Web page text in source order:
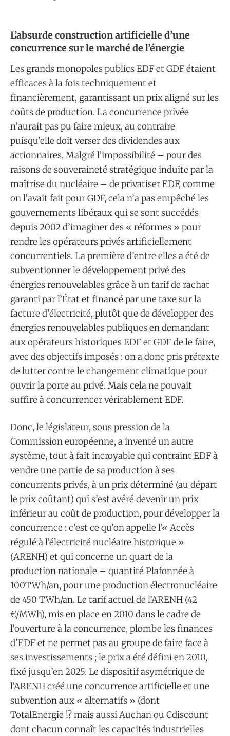
L’absurde construction artificielle d’une
concurrence sur le marché de l’énergie
Les grands monopoles publics EDF et GDF étaient
efficaces à la fois techniquement et
financièrement, garantissant un prix aligné sur les
coûts de production. La concurrence privée
n’aurait pas pu faire mieux, au contraire
puisqu’elle doit verser des dividendes aux
actionnaires. Malgré l’impossibilité – pour des
raisons de souveraineté stratégique induite par la
maîtrise du nucléaire – de privatiser EDF, comme
on l’avait fait pour GDF, cela n’a pas empêché les
gouvernements libéraux qui se sont succédés
depuis 2002 d’imaginer des « réformes » pour
rendre les opérateurs privés artificiellement
concurrentiels. La première d’entre elles a été de
subventionner le développement privé des
énergies renouvelables grâce à un tarif de rachat
garanti par l’État et financé par une taxe sur la
facture d’électricité, plutôt que de développer des
énergies renouvelables publiques en demandant
aux opérateurs historiques EDF et GDF de le faire,
avec des objectifs imposés : on a donc pris prétexte
de lutter contre le changement climatique pour
ouvrir la porte au privé. Mais cela ne pouvait
suffire à concurrencer véritablement EDF.
Donc, le législateur, sous pression de la
Commission européenne, a inventé un autre
système, tout à fait incroyable qui contraint EDF à
vendre une partie de sa production à ses
concurrents privés, à un prix déterminé (au départ
le prix coûtant) qui s’est avéré devenir un prix
inférieur au coût de production, pour développer la
concurrence : c’est ce qu’on appelle l’« Accès
régulé à l’électricité nucléaire historique »
(ARENH) et qui concerne un quart de la
production nationale – quantité Plafonnée à
100TWh/an, pour une production électronucléaire
de 450 TWh/an. Le tarif actuel de l’ARENH (42
€/MWh), mis en place en 2010 dans le cadre de
l’ouverture à la concurrence, plombe les finances
d’EDF et ne permet pas au groupe de faire face à
ses investissements ; le prix a été défini en 2010,
fixé jusqu’en 2025. Le dispositif asymétrique de
l’ARENH créé une concurrence artificielle et une
subvention aux « alternatifs » (dont
TotalEnergie !? mais aussi Auchan ou Cdiscount
dont chacun connaît les capacités industrielles